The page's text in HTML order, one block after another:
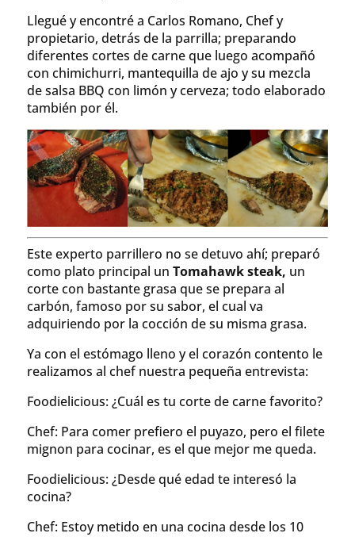
Llegué y encontré a Carlos Romano, Chef y
propietario, detrás de la parrilla; preparando
diferentes cortes de carne que luego acompañó
con chimichurri, mantequilla de ajo y su mezcla
de salsa BBQ con limón y cerveza; todo elaborado
también por él.
Este experto parrillero no se detuvo ahí; preparó
como plato principal un Tomahawk steak, un
corte con bastante grasa que se prepara al
carbón, famoso por su sabor, el cual va
adquiriendo por la cocción de su misma grasa.
Ya con el estómago lleno y el corazón contento le
realizamos al chef nuestra pequeña entrevista:
Foodielicious: ¿Cuál es tu corte de carne favorito?
Chef: Para comer prefiero el puyazo, pero el filete
mignon para cocinar, es el que mejor me queda.
Foodielicious: ¿Desde qué edad te interesó la
cocina?
Chef: Estoy metido en una cocina desde los 10